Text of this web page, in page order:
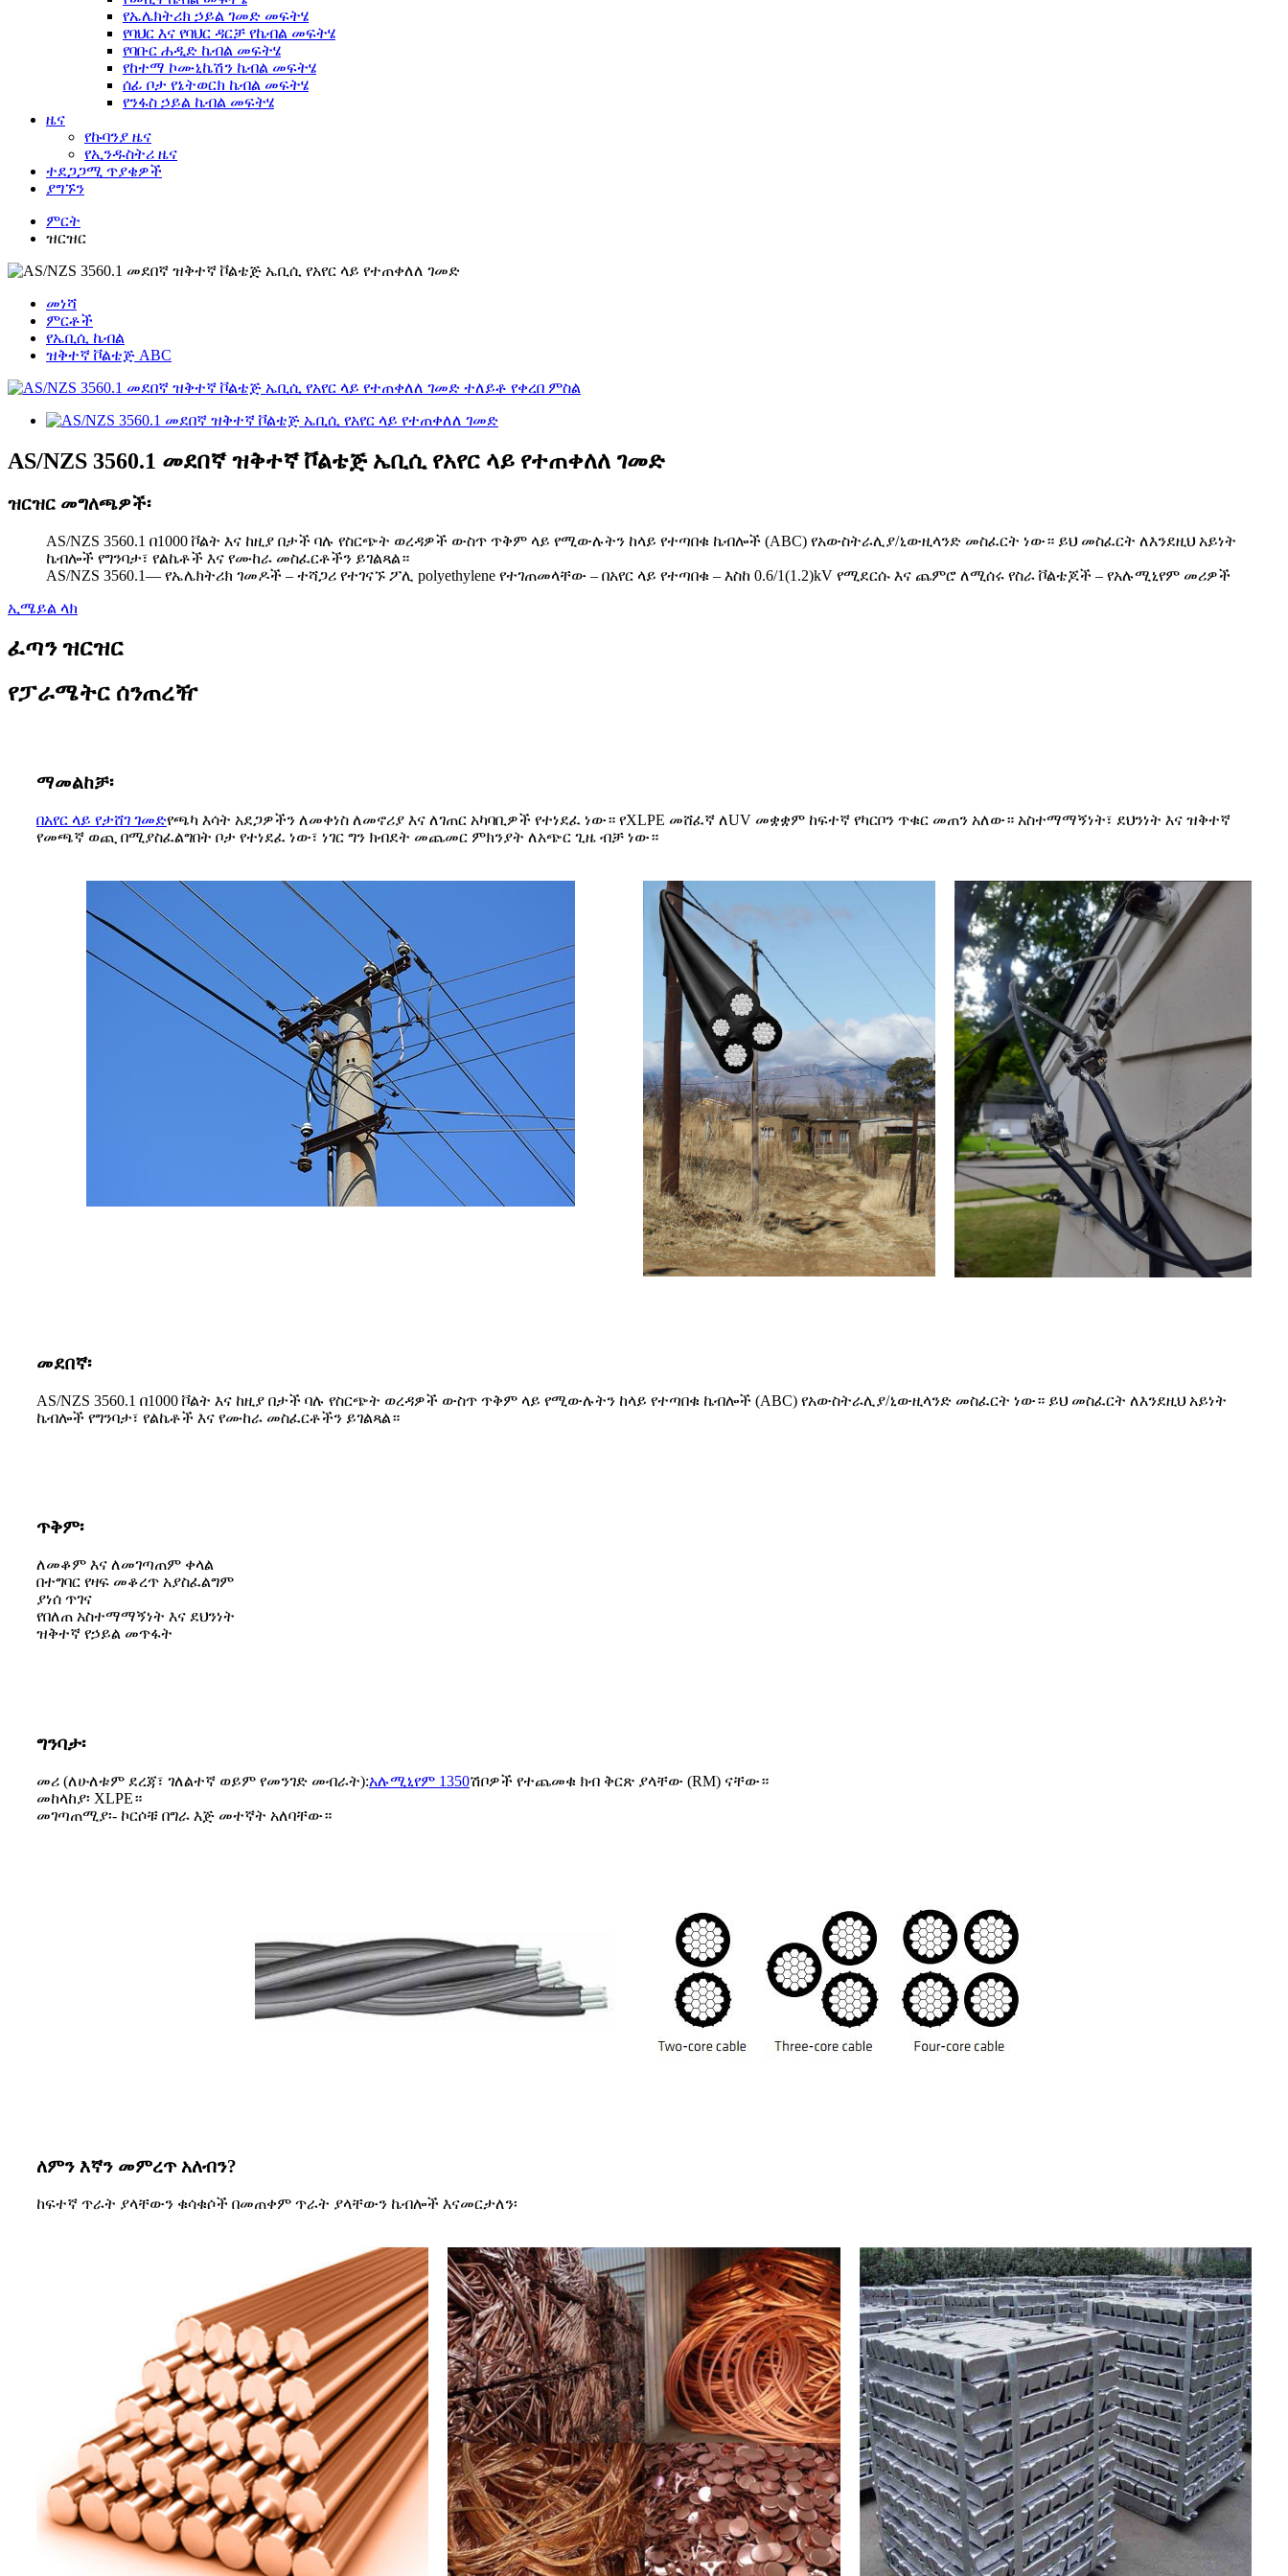
የኤሌክትሪክ ኃይል ገመድ መፍትሄ
የባህር እና የባህር ዳርቻ የኬብል መፍትሄ
የባቡር ሐዲድ ኬብል መፍትሄ
የከተማ ኮሙኒኬሽን ኬብል መፍትሄ
ሰፊ ቦታ የኔትወርክ ኬብል መፍትሄ
የንፋስ ኃይል ኬብል መፍትሄ
ዜና
የኩባንያ ዜና
የኢንዱስትሪ ዜና
ተደጋጋሚ ጥያቄዎች
ያግኙን
ምርት
ዝርዝር
መነሻ
ምርቶች
የኤቢሲ ኬብል
ዝቅተኛ ቮልቴጅ ABC
AS/NZS 3560.1 መደበኛ ዝቅተኛ ቮልቴጅ ኤቢሲ የአየር ላይ የተጠቀለለ ገመድ
ዝርዝር መግለጫዎች፡
AS/NZS 3560.1 በ1000 ቮልት እና ከዚያ በታች ባሉ የስርጭት ወረዳዎች ውስጥ ጥቅም ላይ የሚውሉትን ከላይ የተጣበቁ ኬብሎች (ABC) የአውስትራሊያ/ኒውዚላንድ መስፈርት ነው። ይህ መስፈርት ለእንደዚህ አይነት
ኬብሎች የግንባታ፣ የልኬቶች እና የሙከራ መስፈርቶችን ይገልጻል።
AS/NZS 3560.1— የኤሌክትሪክ ገመዶች – ተሻጋሪ የተገናኙ ፖሊ polyethylene የተገጠመላቸው – በአየር ላይ የተጣበቁ – እስከ 0.6/1(1.2)kV የሚደርሱ እና ጨምሮ ለሚሰሩ የስራ ቮልቴጆች – የአሉሚኒየም መሪዎች
ኢሜይል ላክ
ፈጣን ዝርዝር
የፓራሜትር ሰንጠረዥ
ማመልከቻ፡
በአየር ላይ የታሸገ ገመድየጫካ እሳት አደጋዎችን ለመቀነስ ለመኖሪያ እና ለገጠር አካባቢዎች የተነደፈ ነው። የXLPE መሸፈኛ ለUV መቋቋም ከፍተኛ የካርቦን ጥቁር መጠን አለው። አስተማማኝነት፣ ደህንነት እና ዝቅተኛ
የመጫኛ ወጪ በሚያስፈልግበት ቦታ የተነደፈ ነው፣ ነገር ግን ክብደት መጨመር ምክንያት ለአጭር ጊዜ ብቻ ነው።
መደበኛ፡
AS/NZS 3560.1 በ1000 ቮልት እና ከዚያ በታች ባሉ የስርጭት ወረዳዎች ውስጥ ጥቅም ላይ የሚውሉትን ከላይ የተጣበቁ ኬብሎች (ABC) የአውስትራሊያ/ኒውዚላንድ መስፈርት ነው። ይህ መስፈርት ለእንደዚህ አይነት
ኬብሎች የግንባታ፣ የልኬቶች እና የሙከራ መስፈርቶችን ይገልጻል።
ጥቅም፡
ለመቆም እና ለመገጣጠም ቀላል
በተግባር የዛፍ መቆረጥ አያስፈልግም
ያነሰ ጥገና
የበለጠ አስተማማኝነት እና ደህንነት
ዝቅተኛ የኃይል መጥፋት
ግንባታ፡
መሪ (ለሁለቱም ደረጃ፣ ገለልተኛ ወይም የመንገድ መብራት):አሉሚኒየም 1350ሽቦዎች የተጨመቁ ክብ ቅርጽ ያላቸው (RM) ናቸው።
መከላከያ፡ XLPE።
መገጣጠሚያ፡- ኮርሶቹ በግራ እጅ መተኛት አለባቸው።
ለምን እኛን መምረጥ አለብን?
ከፍተኛ ጥራት ያላቸውን ቁሳቁሶች በመጠቀም ጥራት ያላቸውን ኬብሎች እናመርታለን፡